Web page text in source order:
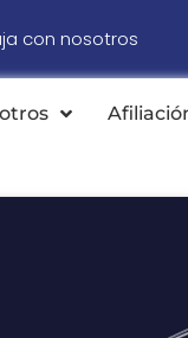
con nosotros